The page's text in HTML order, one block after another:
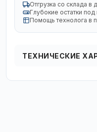
Отгрузка со склада в
Глубокие остатки под
Помощь технолога в
ТЕХНИЧЕСКИЕ
Толщина зуба, мм